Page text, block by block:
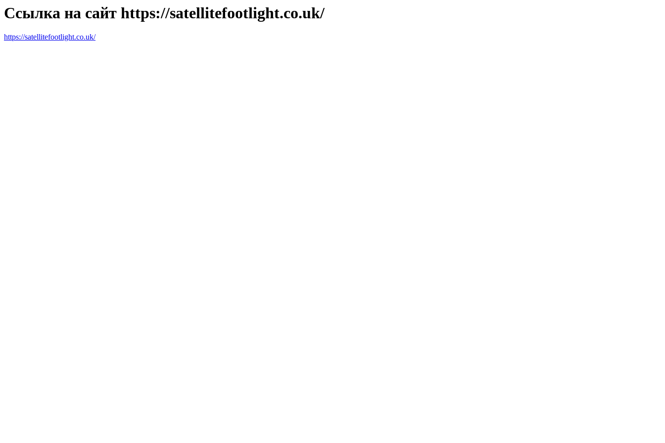
Ссылка на сайт https://satellitefootlight.co.uk/
https://satellitefootlight.co.uk/